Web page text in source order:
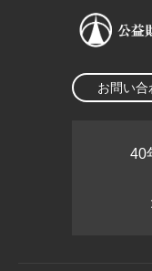
お問い合
40